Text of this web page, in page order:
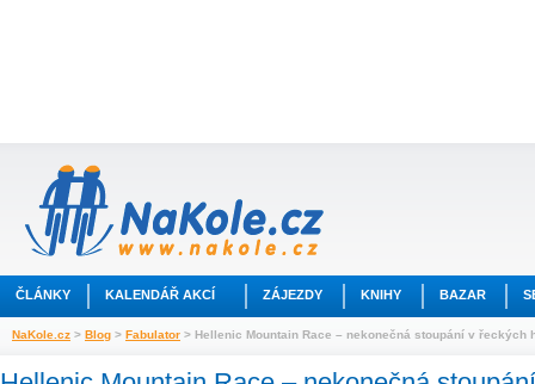
ČLÁNKY KALENDÁŘ AKCÍ ZÁJEZDY KNIHY BAZAR
NaKole.cz > Blog > Fabulator > Hellenic Mountain Race – nekonečná stoupání v řeckých